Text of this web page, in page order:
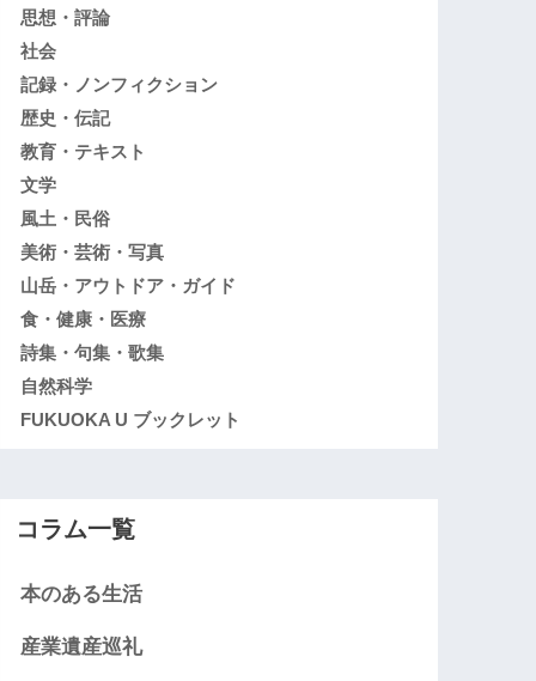
思想・評論
社会
記録・ノンフィクション
歴史・伝記
教育・テキスト
文学
風土・民俗
美術・芸術・写真
山岳・アウトドア・ガイド
食・健康・医療
詩集・句集・歌集
自然科学
FUKUOKA U ブックレット
コラム一覧
本のある生活
産業遺産巡礼